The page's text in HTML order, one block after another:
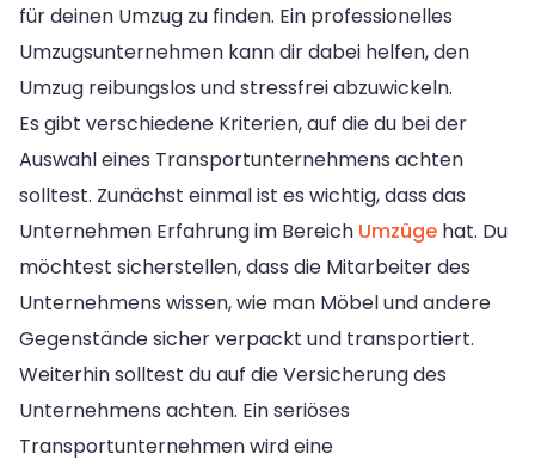
für deinen Umzug zu finden. Ein professionelles
Umzugsunternehmen kann dir dabei helfen, den
Umzug reibungslos und stressfrei abzuwickeln.
Es gibt verschiedene Kriterien, auf die du bei der
Auswahl eines Transportunternehmens achten
solltest. Zunächst einmal ist es wichtig, dass das
Unternehmen Erfahrung im Bereich Umzüge hat. Du
möchtest sicherstellen, dass die Mitarbeiter des
Unternehmens wissen, wie man Möbel und andere
Gegenstände sicher verpackt und transportiert.
Weiterhin solltest du auf die Versicherung des
Unternehmens achten. Ein seriöses
Transportunternehmen wird eine